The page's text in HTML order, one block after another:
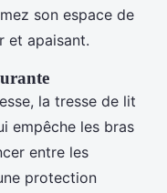
son espace de
et apaisant.
la tresse de lit
empêche les bras
entre les
protection